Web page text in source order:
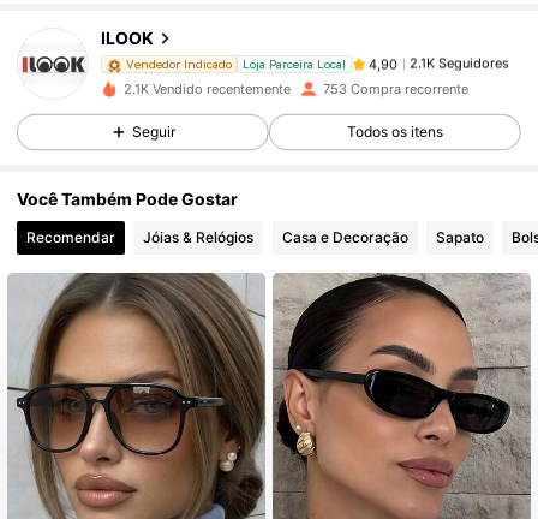
ILOOK
Vendedor Indicado Loja Parceira Local 4,90 2.1K Seguidores
4,90 2.1K Seguidores
4,90 2.1K Seguidores
4,90 2.1K Seguidores
2.1K Vendido recentemente 753 Compra recorrente
Seguir Todos os itens
Você Também Pode Gostar
Recomendar Jóias & Relógios Casa e Decoração Sapato